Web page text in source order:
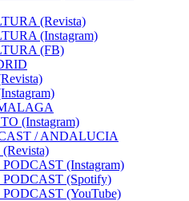
(Revista)
(Instagram)
(FB)
(Instagram)
/ ANDALUCIA
(Instagram)
(Spotify)
(YouTube)